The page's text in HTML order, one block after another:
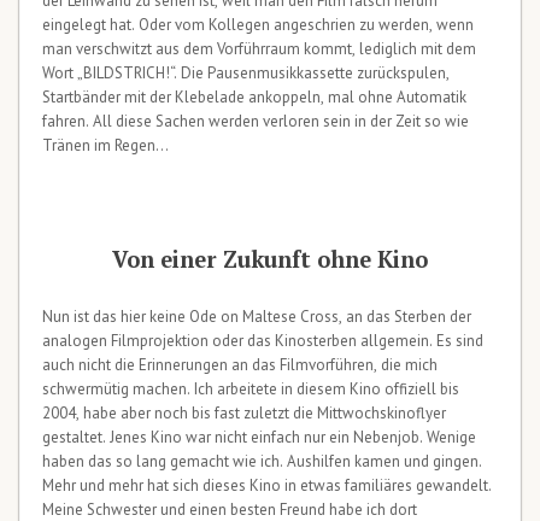
eingelegt hat. Oder vom Kollegen angeschrien zu werden, wenn
man verschwitzt aus dem Vorführraum kommt, lediglich mit dem
Wort „BILDSTRICH!“. Die Pausenmusikkassette zurückspulen,
Startbänder mit der Klebelade ankoppeln, mal ohne Automatik
fahren. All diese Sachen werden verloren sein in der Zeit so wie
Tränen im Regen…
Von einer Zukunft ohne Kino
Nun ist das hier keine Ode on Maltese Cross, an das Sterben der
analogen Filmprojektion oder das Kinosterben allgemein. Es sind
auch nicht die Erinnerungen an das Filmvorführen, die mich
schwermütig machen. Ich arbeitete in diesem Kino offiziell bis
2004, habe aber noch bis fast zuletzt die Mittwochskinoflyer
gestaltet. Jenes Kino war nicht einfach nur ein Nebenjob. Wenige
haben das so lang gemacht wie ich. Aushilfen kamen und gingen.
Mehr und mehr hat sich dieses Kino in etwas familiäres gewandelt.
Meine Schwester und einen besten Freund habe ich dort